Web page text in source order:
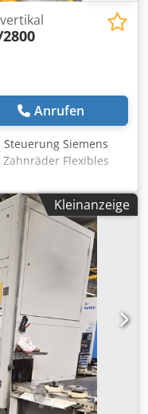
Anrufen
Steuerung Siemens
Flexibles
Große
maximale
von
Die Führungsbahnen
vorgespannte
einer separaten
verwendet werden.
bei jedem
für die Aufnahme
die
Tischlager in
Kleinanzeige